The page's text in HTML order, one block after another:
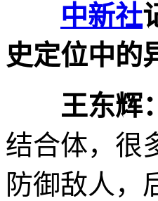
中新社
史定位中的
王东辉：
结合体，很
防御敌人，